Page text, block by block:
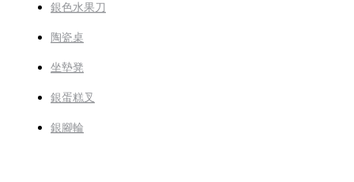
銀色水果刀
陶瓷桌
坐墊凳
銀蛋糕叉
銀腳輪